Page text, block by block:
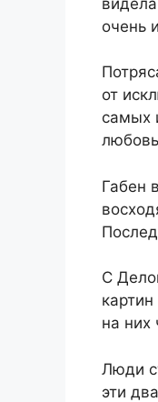
очень
от
самых
Габен
С
на них
Люди
эти